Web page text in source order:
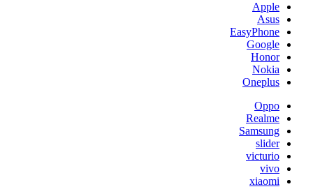
Apple
Asus
EasyPhone
Google
Honor
Nokia
Oneplus
Oppo
Realme
Samsung
slider
victurio
vivo
xiaomi